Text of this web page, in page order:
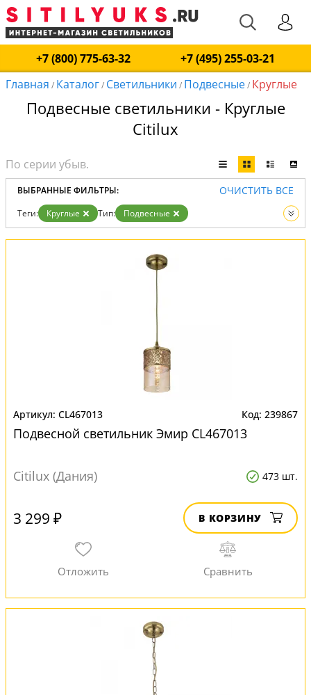
+7 (800) 775-63-32
+7 (495) 255-03-21
Главная / Каталог/ Светильники / Подвесные/ Круглые
Подвесные светильники - Круглые
Citilux
ВЫБРАННЫЕ ФИЛЬТРЫ: ОЧИСТИТЬ ВСЕ
Теги: Круглые Тип:
Подвесные
Вид:
Светильники
CL467013 239867
Подвесной светильник Эмир CL467013
Citilux (Дания) 473 шт.
3 299 ₽ В КОРЗИНУ